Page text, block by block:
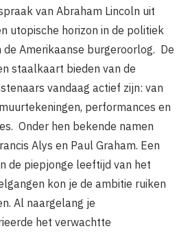
van Abra­ham Lincoln uit
utopi­sche horizon in de politiek
de Amerikaanse burgeroorlog. De
staalkaart bieden van de
vandaag ac­tief zijn: van
performances en
Onder hen bekende namen
Alys en Paul Graham. Een
de piepjonge leeftijd van het
kon je de ambitie ruiken
Al naargelang je
het verwachtte